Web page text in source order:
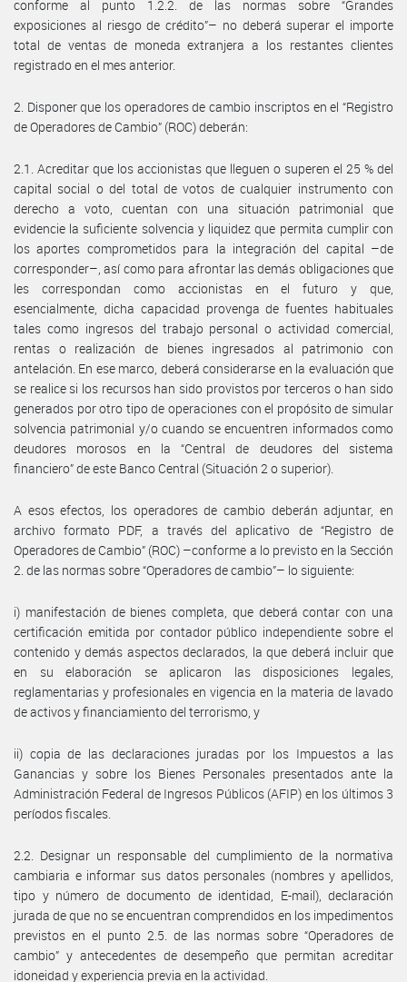
conforme al punto 1.2.2. de las normas sobre “Grandes
exposiciones al riesgo de crédito”– no deberá superar el importe
total de ventas de moneda extranjera a los restantes clientes
registrado en el mes anterior.
2. Disponer que los operadores de cambio inscriptos en el “Registro
de Operadores de Cambio” (ROC) deberán:
2.1. Acreditar que los accionistas que lleguen o superen el 25 % del
capital social o del total de votos de cualquier instrumento con
derecho a voto, cuentan con una situación patrimonial que
evidencie la suficiente solvencia y liquidez que permita cumplir con
los aportes comprometidos para la integración del capital –de
corresponder–, así como para afrontar las demás obligaciones que
les correspondan como accionistas en el futuro y que,
esencialmente, dicha capacidad provenga de fuentes habituales
tales como ingresos del trabajo personal o actividad comercial,
rentas o realización de bienes ingresados al patrimonio con
antelación. En ese marco, deberá considerarse en la evaluación que
se realice si los recursos han sido provistos por terceros o han sido
generados por otro tipo de operaciones con el propósito de simular
solvencia patrimonial y/o cuando se encuentren informados como
deudores morosos en la “Central de deudores del sistema
financiero” de este Banco Central (Situación 2 o superior).
A esos efectos, los operadores de cambio deberán adjuntar, en
archivo formato PDF, a través del aplicativo de “Registro de
Operadores de Cambio” (ROC) –conforme a lo previsto en la Sección
2. de las normas sobre “Operadores de cambio”– lo siguiente:
i) manifestación de bienes completa, que deberá contar con una
certificación emitida por contador público independiente sobre el
contenido y demás aspectos declarados, la que deberá incluir que
en su elaboración se aplicaron las disposiciones legales,
reglamentarias y profesionales en vigencia en la materia de lavado
de activos y financiamiento del terrorismo, y
ii) copia de las declaraciones juradas por los Impuestos a las
Ganancias y sobre los Bienes Personales presentados ante la
Administración Federal de Ingresos Públicos (AFIP) en los últimos 3
períodos fiscales.
2.2. Designar un responsable del cumplimiento de la normativa
cambiaria e informar sus datos personales (nombres y apellidos,
tipo y número de documento de identidad, E-mail), declaración
jurada de que no se encuentran comprendidos en los impedimentos
previstos en el punto 2.5. de las normas sobre “Operadores de
cambio” y antecedentes de desempeño que permitan acreditar
idoneidad y experiencia previa en la actividad.